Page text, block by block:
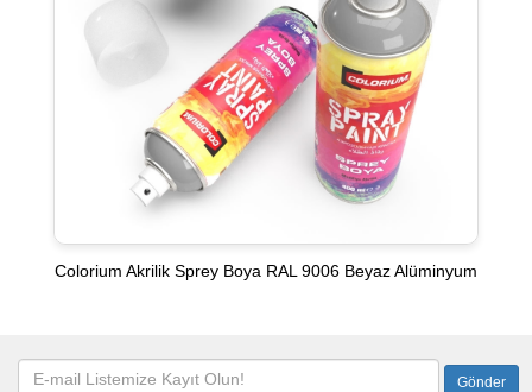
Colorium Akrilik Sprey Boya RAL 9006 Beyaz Alüminyum